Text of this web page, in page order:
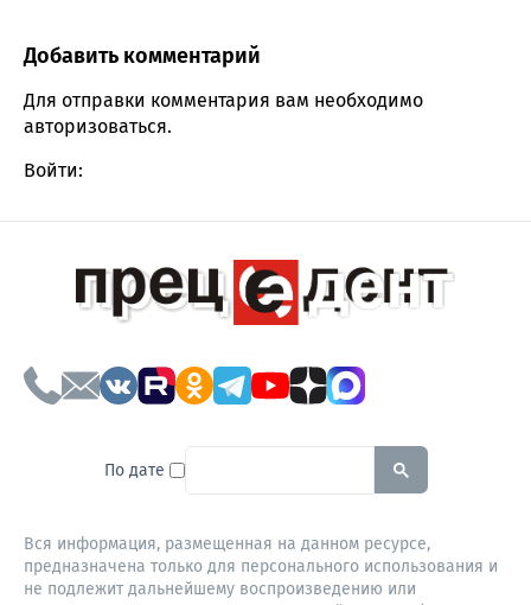
Comment section
Добавить комментарий
Для отправки комментария вам необходимо
авторизоваться.
Войти:
По дате To search this site, enter a
Вся информация, размещенная на данном ресурсе,
предназначена только для персонального использования и
не подлежит дальнейшему воспроизведению или